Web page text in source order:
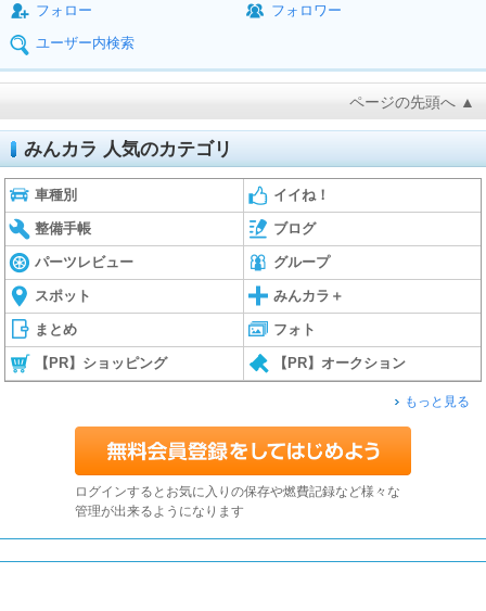
フォロー
フォロワー
ユーザー内検索
ページの先頭へ ▲
みんカラ 人気のカテゴリ
車種別 イイね！
整備手帳 ブログ
パーツレビュー グループ
スポット みんカラ＋
まとめ フォト
【PR】ショッピング 【PR】オークション
もっと見る
ログインするとお気に入りの保存や燃費記録など様々な
管理が出来るようになります